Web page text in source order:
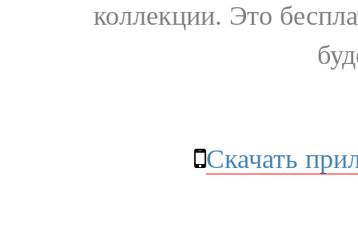
коллекции. Это
Скачать